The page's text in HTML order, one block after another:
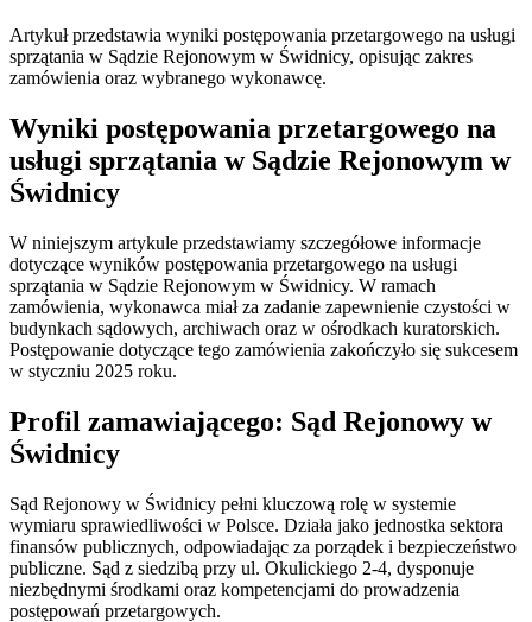
Artykuł przedstawia wyniki postępowania przetargowego na usługi
sprzątania w Sądzie Rejonowym w Świdnicy, opisując zakres
zamówienia oraz wybranego wykonawcę.
Wyniki postępowania przetargowego na
usługi sprzątania w Sądzie Rejonowym w
Świdnicy
W niniejszym artykule przedstawiamy szczegółowe informacje
dotyczące wyników postępowania przetargowego na usługi
sprzątania w Sądzie Rejonowym w Świdnicy. W ramach
zamówienia, wykonawca miał za zadanie zapewnienie czystości w
budynkach sądowych, archiwach oraz w ośrodkach kuratorskich.
Postępowanie dotyczące tego zamówienia zakończyło się sukcesem
w styczniu 2025 roku.
Profil zamawiającego: Sąd Rejonowy w
Świdnicy
Sąd Rejonowy w Świdnicy pełni kluczową rolę w systemie
wymiaru sprawiedliwości w Polsce. Działa jako jednostka sektora
finansów publicznych, odpowiadając za porządek i bezpieczeństwo
publiczne. Sąd z siedzibą przy ul. Okulickiego 2-4, dysponuje
niezbędnymi środkami oraz kompetencjami do prowadzenia
postępowań przetargowych.